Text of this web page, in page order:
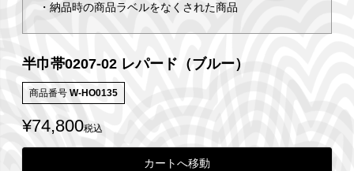
・納品時の商品ラベルをなくされた商品
半巾帯0207-02 レパード（ブルー）
商品番号 W-HO0135
¥74,800税込
カートへ移動